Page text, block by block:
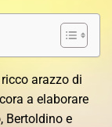
arazzo di
a elaborare
Bertoldino e